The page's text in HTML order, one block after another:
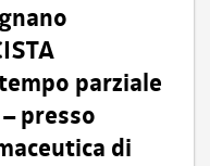
parziale
presso
di